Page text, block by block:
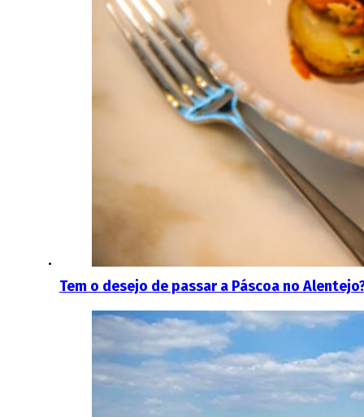
Tem o desejo de passar a Páscoa no